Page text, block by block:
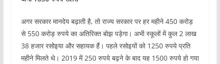
अगर सरकार मानदेय बढ़ाती है, तो राज्य सरकार पर हर महीने 450 करोड़
से 550 करोड़ रुपये का अतिरिक्त बोझ पड़ेगा। अभी स्कूलों में कुल 2 लाख
38 हजार रसोइया और सहायक हैं। पहले रसोइयों को 1250 रुपये प्रति
महीने मिलते थे। 2019 में 250 रुपये बढ़ने के बाद यह 1500 रुपये हो गया